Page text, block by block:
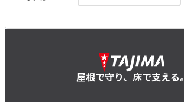
屋根で守り、床で支える。